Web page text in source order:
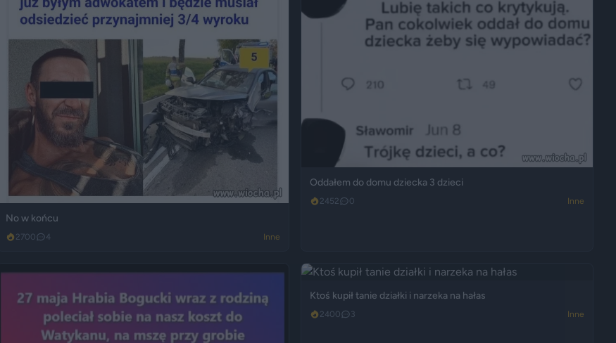
No w końcu
2700 4 Inne
Oddałem do domu dziecka 3 dzieci
2452 0 Inne
Ktoś kupił tanie działki i narzeka na hałas
2400 3 Inne